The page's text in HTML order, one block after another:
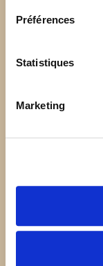
Préférences
Statistiques
Marketing